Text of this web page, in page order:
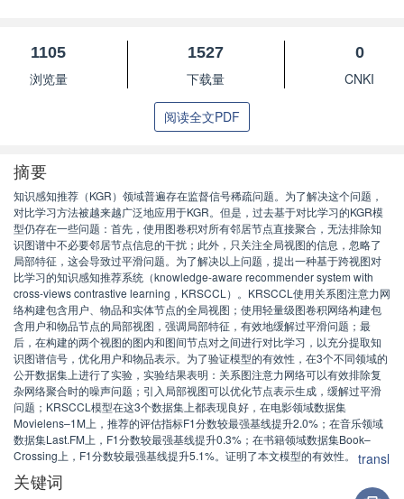
1105
浏览量
1527
下载量
0
CNKI
阅读全文PDF
摘要
知识感知推荐（KGR）领域普遍存在监督信号稀疏问题。为了解决这个问题，
对比学习方法被越来越广泛地应用于KGR。但是，过去基于对比学习的KGR模
型仍存在一些问题：首先，使用图卷积对所有邻居节点直接聚合，无法排除知
识图谱中不必要邻居节点信息的干扰；此外，只关注全局视图的信息，忽略了
局部特征，这会导致过平滑问题。为了解决以上问题，提出一种基于跨视图对
比学习的知识感知推荐系统（knowledge-aware recommender system with
cross-views contrastive learning，KRSCCL）。KRSCCL使用关系图注意力网
络构建包含用户、物品和实体节点的全局视图；使用轻量级图卷积网络构建包
含用户和物品节点的局部视图，强调局部特征，有效地缓解过平滑问题；最
后，在构建的两个视图的图内和图间节点对之间进行对比学习，以充分提取知
识图谱信号，优化用户和物品表示。为了验证模型的有效性，在3个不同领域的
公开数据集上进行了实验，实验结果表明：关系图注意力网络可以有效排除复
杂网络聚合时的噪声问题；引入局部视图可以优化节点表示生成，缓解过平滑
问题；KRSCCL模型在这3个数据集上都表现良好，在电影领域数据集
Movielens–1M上，推荐的评估指标F1分数较最强基线提升2.0%；在音乐领域
数据集Last.FM上，F1分数较最强基线提升0.3%；在书籍领域数据集Book–
Crossing上，F1分数较最强基线提升5.1%。证明了本文模型的有效性。 transl
关键词